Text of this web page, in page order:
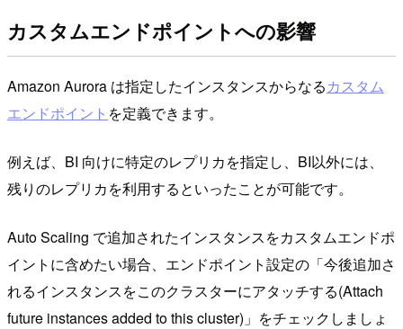
カスタムエンドポイントへの影響
Amazon Aurora は指定したインスタンスからなるカスタム
エンドポイント を定義できます。
例えば、BI 向けに特定のレプリカを指定し、BI以外には、
残りのレプリカを利用するといったことが可能です。
Auto Scaling で追加されたインスタンスをカスタムエンドポ
イントに含めたい場合、エンドポイント設定の「今後追加さ
れるインスタンスをこのクラスターにアタッチする(Attach
future instances added to this cluster)」をチェックしましょ